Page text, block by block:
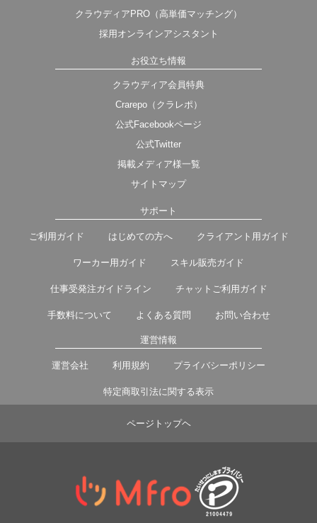
クラウディアPRO（高単価マッチング）
採用オンラインアシスタント
お役立ち情報
クラウディア会員特典
Crarepo（クラレポ）
公式Facebookページ
公式Twitter
掲載メディア様一覧
サイトマップ
サポート
ご利用ガイド はじめての方へ クライアント用ガイド
ワーカー用ガイド スキル販売ガイド
仕事受発注ガイドライン チャットご利用ガイド
手数料について よくある質問 お問い合わせ
運営情報
運営会社 利用規約 プライバシーポリシー
特定商取引法に関する表示
ページトップヘ